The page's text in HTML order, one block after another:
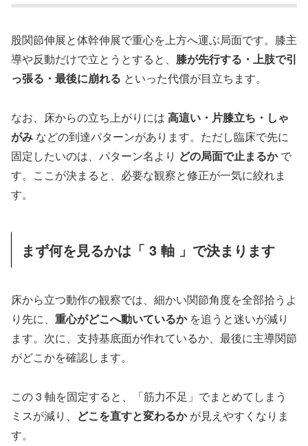
股関節伸展と体幹伸展で重心を上方へ運ぶ局面です。膝主
導や反動だけで立とうとすると、 膝が先行する・上肢で引
っ張る・最後に崩れる といった代償が目立ちます。
なお、床からの立ち上がりには 高這い・片膝立ち・しゃ
がみ などの到達パターンがあります。ただし臨床で先に
固定したいのは、パターン名より どの局面で止まるかで
す。ここが決まると、必要な観察と修正が一気に絞れま
す。
まず何を見るかは「 3 軸 」で決まります
床から立つ動作の観察では、細かい関節角度を全部拾うよ
り先に、 重心がどこへ動いているかを追うと迷いが減り
ます。次に、支持基底面が作れているか、最後に主導関節
がどこかを確認します。
この 3 軸を固定すると、「筋力不足」でまとめてしまう
ミスが減り、 どこを直すと変わるかが見えやすくなりま
す。